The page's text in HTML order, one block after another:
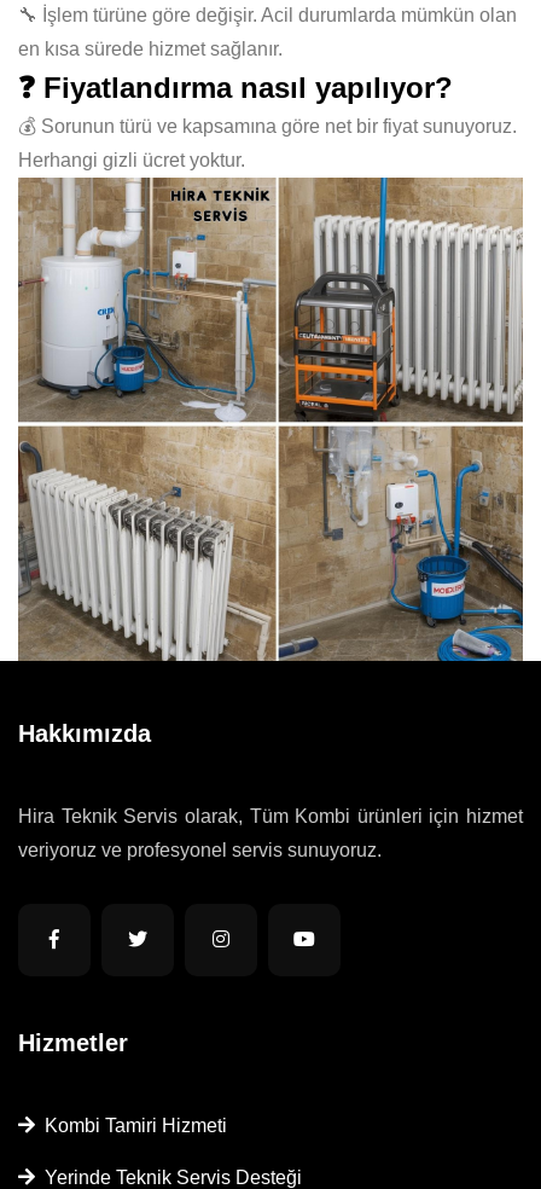
🔧 İşlem türüne göre değişir. Acil durumlarda mümkün olan
en kısa sürede hizmet sağlanır.
❓ Fiyatlandırma nasıl yapılıyor?
💰 Sorunun türü ve kapsamına göre net bir fiyat sunuyoruz.
Herhangi gizli ücret yoktur.
Hakkımızda
Hira Teknik Servis olarak, Tüm Kombi ürünleri için hizmet
veriyoruz ve profesyonel servis sunuyoruz.
Hizmetler
Kombi Tamiri Hizmeti
Yerinde Teknik Servis Desteği